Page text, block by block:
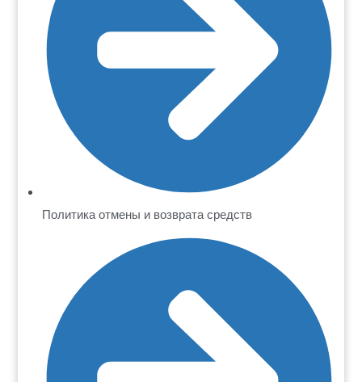
Политика отмены и возврата средств